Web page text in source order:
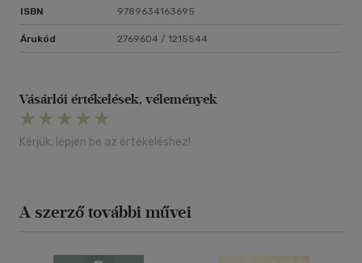
ISBN 9789634163695
Árukód 2769604 / 1215544
Vásárlói értékelések, vélemények
Kérjük, lépjen be az értékeléshez!
A szerző további művei